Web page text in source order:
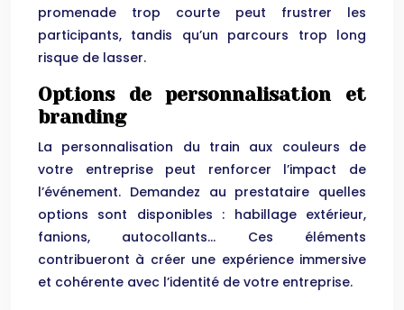
promenade trop courte peut frustrer les
participants, tandis qu’un parcours trop long
risque de lasser.
Options de personnalisation et
branding
La personnalisation du train aux couleurs de
votre entreprise peut renforcer l’impact de
l’événement. Demandez au prestataire quelles
options sont disponibles : habillage extérieur,
fanions, autocollants… Ces éléments
contribueront à créer une expérience immersive
et cohérente avec l’identité de votre entreprise.